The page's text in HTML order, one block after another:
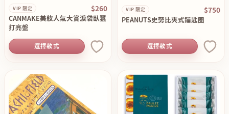
VIP 限定 $260
CANMAKE美妝人氣大賞淚袋臥蠶
打亮盤
選擇款式
VIP 限定 $750
PEANUTS史努比夾式鑰匙圈
選擇款式